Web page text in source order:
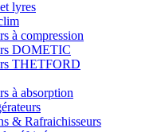
lyres
à compression
DOMETIC
THETFORD
à absorption
& Rafraichisseurs